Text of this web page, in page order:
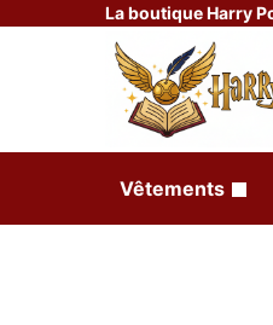
La boutique Harry
Vêtements